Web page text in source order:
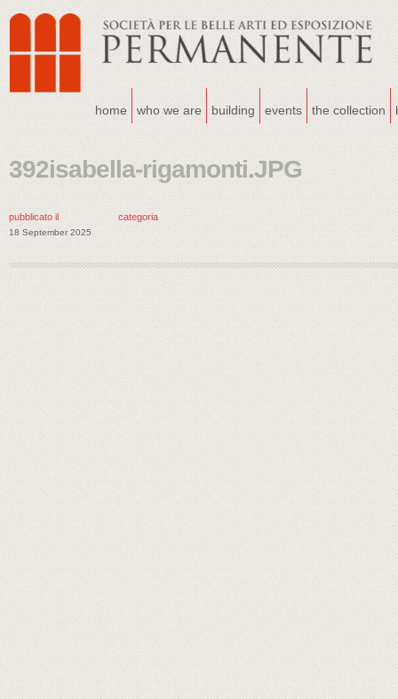
home who we are building events the collection
392isabella-rigamonti.JPG
pubblicato il
18 September 2025
categoria